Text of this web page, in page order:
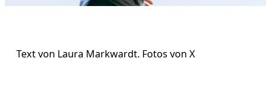
Text von Laura Markwardt. Fotos von X